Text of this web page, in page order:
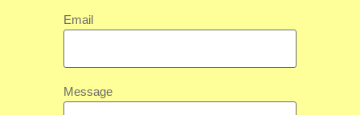
Email
Message